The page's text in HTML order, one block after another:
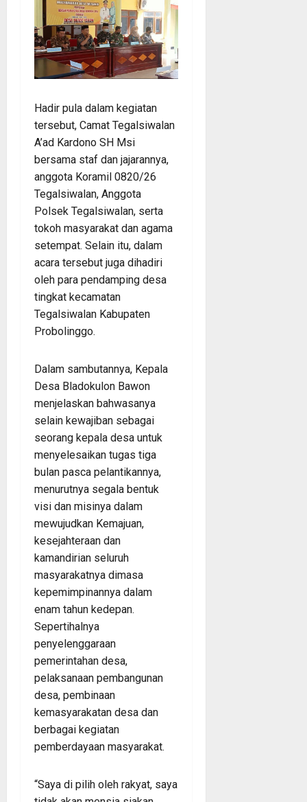
Hadir pula dalam kegiatan
tersebut, Camat Tegalsiwalan
A’ad Kardono SH Msi
bersama staf dan jajarannya,
anggota Koramil 0820/26
Tegalsiwalan, Anggota
Polsek Tegalsiwalan, serta
tokoh masyarakat dan agama
setempat. Selain itu, dalam
acara tersebut juga dihadiri
oleh para pendamping desa
tingkat kecamatan
Tegalsiwalan Kabupaten
Probolinggo.
Dalam sambutannya, Kepala
Desa Bladokulon Bawon
menjelaskan bahwasanya
selain kewajiban sebagai
seorang kepala desa untuk
menyelesaikan tugas tiga
bulan pasca pelantikannya,
menurutnya segala bentuk
visi dan misinya dalam
mewujudkan Kemajuan,
kesejahteraan dan
kamandirian seluruh
masyarakatnya dimasa
kepemimpinannya dalam
enam tahun kedepan.
Sepertihalnya
penyelenggaraan
pemerintahan desa,
pelaksanaan pembangunan
desa, pembinaan
kemasyarakatan desa dan
berbagai kegiatan
pemberdayaan masyarakat.
“Saya di pilih oleh rakyat, saya